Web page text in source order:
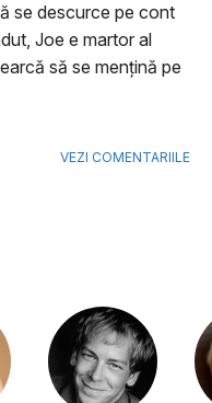
se descurce pe cont
Joe e martor al
să se mențină pe
VEZI COMENTARIILE